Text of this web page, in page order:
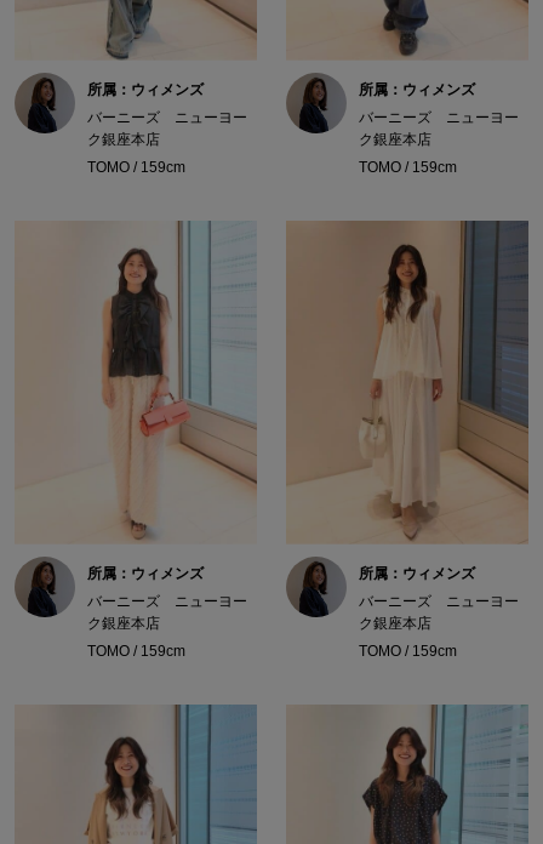
所属：ウィメンズ
バーニーズ ニューヨー
ク銀座本店
TOMO / 159cm
所属：ウィメンズ
バーニーズ ニューヨー
ク銀座本店
TOMO / 159cm
所属：ウィメンズ
バーニーズ ニューヨー
ク銀座本店
TOMO / 159cm
所属：ウィメンズ
バーニーズ ニューヨー
ク銀座本店
TOMO / 159cm